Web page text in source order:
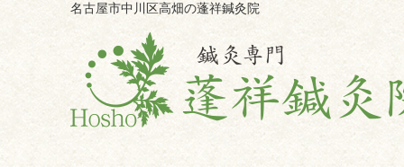
名古屋市中川区高畑の蓬祥鍼灸院